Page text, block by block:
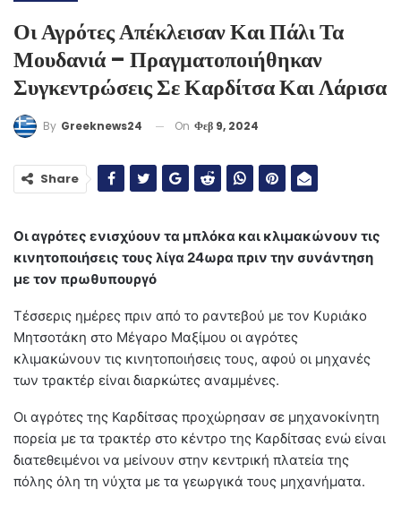
Οι Αγρότες Απέκλεισαν Και Πάλι Τα
Μουδανιά – Πραγματοποιήθηκαν
Συγκεντρώσεις Σε Καρδίτσα Και Λάρισα
By Greeknews24 On Φεβ 9, 2024
Share
Οι αγρότες ενισχύουν τα μπλόκα και κλιμακώνουν τις
κινητοποιήσεις τους λίγα 24ωρα πριν την συνάντηση
με τον πρωθυπουργό
Τέσσερις ημέρες πριν από το ραντεβού με τον Κυριάκο
Μητσοτάκη στο Μέγαρο Μαξίμου οι αγρότες
κλιμακώνουν τις κινητοποιήσεις τους, αφού οι μηχανές
των τρακτέρ είναι διαρκώτες αναμμένες.
Οι αγρότες της Καρδίτσας προχώρησαν σε μηχανοκίνητη
πορεία με τα τρακτέρ στο κέντρο της Καρδίτσας ενώ είναι
διατεθειμένοι να μείνουν στην κεντρική πλατεία της
πόλης όλη τη νύχτα με τα γεωργικά τους μηχανήματα.